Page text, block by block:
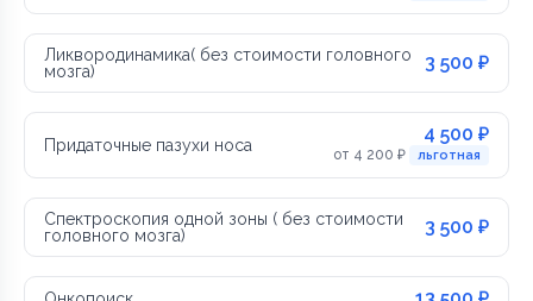
Ликвородинамика( без стоимости головного
мозга)
3 500 ₽
Придаточные пазухи носа 4 500 ₽
от 4 200 ₽ льготная
Спектроскопия одной зоны ( без стоимости
головного мозга)
3 500 ₽